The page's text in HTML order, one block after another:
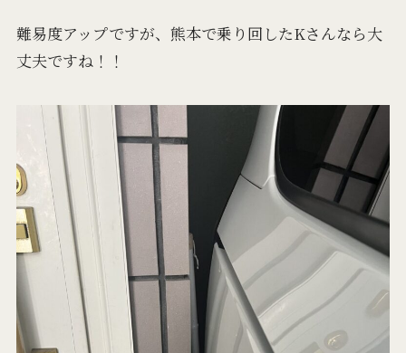
難易度アップですが、熊本で乗り回したKさんなら大
丈夫ですね！！